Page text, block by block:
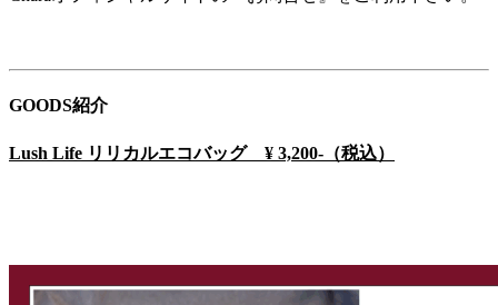
GOODS紹介
Lush Life リリカルエコバッグ ¥ 3,200-（税込）